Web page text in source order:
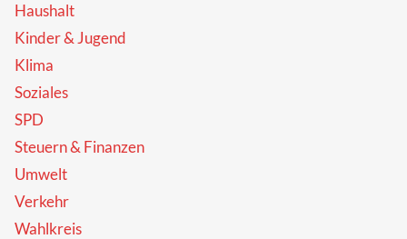
Haushalt
Kinder & Jugend
Klima
Soziales
SPD
Steuern & Finanzen
Umwelt
Verkehr
Wahlkreis